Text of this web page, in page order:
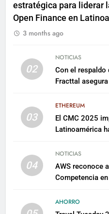
estratégica para liderar
Open Finance en
3 months ago
02
NOTICIAS
Con el respaldo
Fracttal
03
ETHEREUM
El CMC 2025
Latinoamérica
04
NOTICIAS
AWS reconoce
Competencia
AHORRO